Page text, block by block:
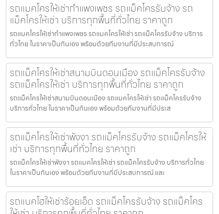
รถแมคโครให้เช่ากำแพงเพชร รถแม็คโครรับจ้าง รถ
แม็คโครให้เช่า บริการทุกพื้นที่ทั่วไทย ราคาถูก
รถแมคโครให้เช่ากำแพงเพชร รถแมคโครให้เช่า รถแม็คโครรับจ้าง บริการ
ทั่วไทย ในราคาเป็นกันเอง พร้อมด้วยทีมงานที่มีประสบการณ์
รถแม็คโครให้เช่าสนามบินดอนเมือง รถแม็คโครรับจ้าง
รถแม็คโครให้เช่า บริการทุกพื้นที่ทั่วไทย ราคาถูก
รถแม็คโครให้เช่าสนามบินดอนเมือง รถแมคโครให้เช่า รถแม็คโครรับจ้าง
บริการทั่วไทย ในราคาเป็นกันเอง พร้อมด้วยทีมงานที่มีประส
รถแม็คโครให้เช่าพังงา รถแม็คโครรับจ้าง รถแม็คโครให้
เช่า บริการทุกพื้นที่ทั่วไทย ราคาถูก
รถแม็คโครให้เช่าพังงา รถแมคโครให้เช่า รถแม็คโครรับจ้าง บริการทั่วไทย
ในราคาเป็นกันเอง พร้อมด้วยทีมงานที่มีประสบการณ์ และ
รถแบคโฮให้เช่าร้อยเอ็ด รถแม็คโครรับจ้าง รถแม็คโคร